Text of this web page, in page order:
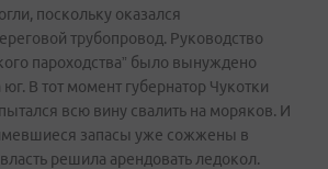
поскольку оказался
трубопровод. Руководство
пароходства” было вынуждено
юг. В тот момент губернатор Чукотки
всю вину свалить на моряков. И
запасы уже сожжены в
решила арендовать ледокол.